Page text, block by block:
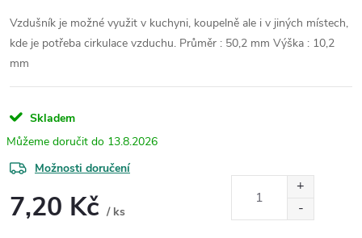
Vzdušník je možné využit v kuchyni, koupelně ale i v jiných místech,
kde je potřeba cirkulace vzduchu. Průměr : 50,2 mm Výška : 10,2
mm
Skladem
13.8.2026
Možnosti doručení
7,20 Kč / ks